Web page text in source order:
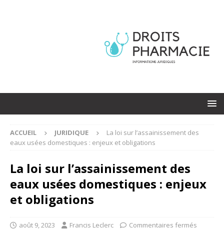
ACCUEIL JURIDIQUE
La loi sur l’assainissement des
eaux usées domestiques : enjeux et obligations
La loi sur l’assainissement des
eaux usées domestiques : enjeux
et obligations
août 9, 2023 Francis Leclerc Commentaires fermés